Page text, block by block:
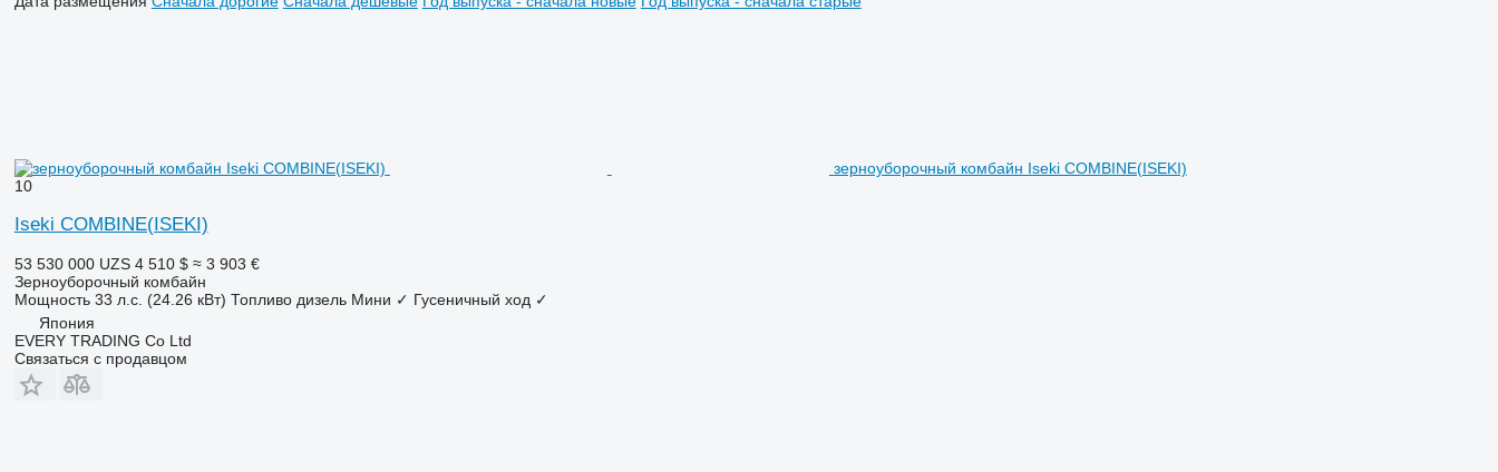
зерноуборочный комбайн Iseki COMBINE(ISEKI)
10
Iseki COMBINE(ISEKI)
53 530 000 UZS 4 510 $ ≈ 3 903 €
Зерноуборочный комбайн
Мощность 33 л.с. (24.26 кВт) Топливо дизель Мини ✓ Гусеничный ход ✓
Япония
EVERY TRADING Co Ltd
Связаться с продавцом